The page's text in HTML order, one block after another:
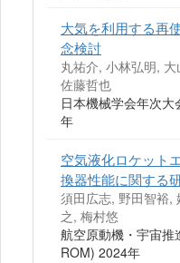
大気を利用する再
念検討
丸祐介, 小林弘明,
佐藤哲也
日本機械学会年次
年
空気液化ロケット
換器性能に関する
須田広志, 野田智裕,
之, 梅村悠
航空原動機・宇宙推
ROM) 2024年